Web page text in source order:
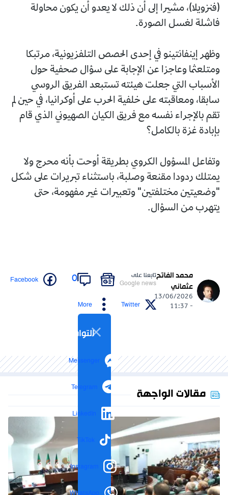
(فنزويلا)، مشيرا إلى أن ذلك لا يعدو أن يكون محاولة
فاشلة لغسل الصورة.
وظهر إينفانتينو في إحدى الحصص التلفزيونية، مرتبكا
ومتلعثما وعاجزا عن الإجابة على سؤال صحفية حول
الأسباب التي جعلت هيئته تستبعد الفريق الروسي
سابقا، ومعاقبته على خلفية الحرب على أوكرانيا، في حين لم
تقم بالإجراء نفسه مع فريق الكيان الصهيوني الذي قام
بإبادة غزة بالكامل؟
وتفاعل المسؤول الكروي بطريقة أوحت بأنه محرج ولا
يمتلك ردودا مقنعة وصلبة، باستثناء تبريرات على شكل
"وضعيتين مختلفتين" وتعبيرات غير مفهومة، حتى
يتهرب من السؤال.
محمد الفاتح
عثماني
13/06/2026
- 11:37
تابعنا على
Google news
0
Facebook
Twitter
More
التواصل الاجتماعي
Messenger
Telegram
LinkedIn
TikTok
Instagram
مقالات الواجهة